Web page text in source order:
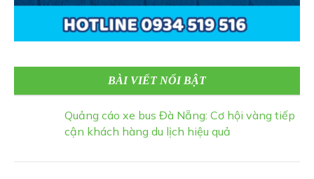
BÀI VIẾT NỔI BẬT
Quảng cáo xe bus Đà Nẵng: Cơ hội vàng tiếp
cận khách hàng du lịch hiệu quả